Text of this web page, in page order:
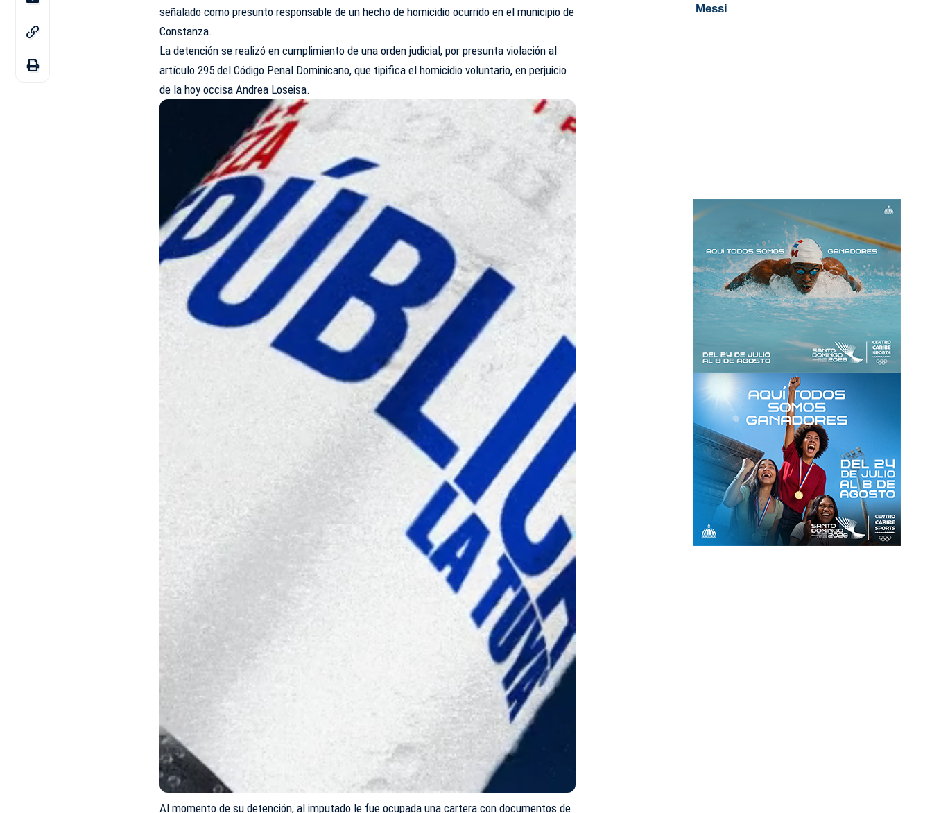
señalado como presunto responsable de un hecho de homicidio ocurrido en el municipio de
Constanza.
La detención se realizó en cumplimiento de una orden judicial, por presunta violación al
artículo 295 del Código Penal Dominicano, que tipifica el homicidio voluntario, en perjuicio
de la hoy occisa Andrea Loseisa.
Al momento de su detención, al imputado le fue ocupada una cartera con documentos de
Messi